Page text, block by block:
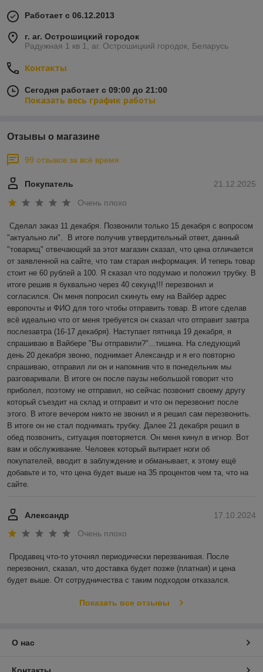
Работает с 06.12.2013
г. аг. Острошицкий городок
Радужная 1 кв 1, аг. Острошицкий городок, Беларусь
Контакты
Сегодня работает с 09:00 до 21:00
Показать весь график работы
Отзывы о магазине
99 отзывов за всё время
21.12.2025
Покупатель
Очень плохо
Сделал заказ 11 декабря. Позвонили только 15 декабря с вопросом
"актуально ли".  В итоге получив утвердительный ответ, данный
"товарищ" отвечающий за этот магазин сказал, что цена отличается
от заявленной на сайте, что там старая информация. И теперь товар
стоит не 60 рублей а 100. Я сказал что подумаю и положил трубку. В
итоге решив я буквально через 40 секунд!!! перезвонил и
согласился. Он меня попросил скинуть ему на Вайбер адрес
европочты и ФИО для того чтобы отправить товар. В итоге сделав
всё идеально что от меня требуется он сказал что отправит завтра
послезавтра (16-17 декабря). Наступает пятница 19 декабря, я
спрашиваю в Вайбере "Вы отправили?"...тишина. На следующий
день 20 декабря звоню, поднимает Александр и я его повторно
спрашиваю, отправил ли он и напомнив что в понедельник мы
разговаривали. В итоге он после паузы небольшой говорит что
приболел, поэтому не отправил, но сейчас позвонит своему другу
который съездит на склад и отправит и что он перезвонит после
этого. В итоге вечером никто не звонил и я решил сам перезвонить.
В итоге он не стал поднимать трубку. Далее 21 декабря решил в
обед позвонить, ситуация повторяется. Он меня кинул в игнор. Вот
вам и обслуживание. Человек который вытирает ноги об
покупателей, вводит в заблуждение и обманывает, к этому ещё
добавьте и то, что цена будет выше на 35 процентов чем та, что на
сайте.
17.10.2024
Александр
Очень плохо
Продавец что-то уточнял периодически перезванивая. После
перезвонил, сказал, что доставка будет позже (платная) и цена
будет выше. От сотрудничества с таким подходом отказался.
Показать все отзывы
О нас